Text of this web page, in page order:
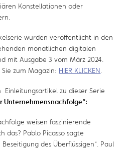
Konstellationen oder
wurden veröffentlicht in den
monatlichen digitalen
mit Ausgabe 3 vom März 2024.
zum Magazin: HIER KLICKEN.
zu dieser Serie
Unternehmensnachfolge“:
weisen faszinierende
das? Pablo Picasso sagte
des Überflüssigen“. Paul